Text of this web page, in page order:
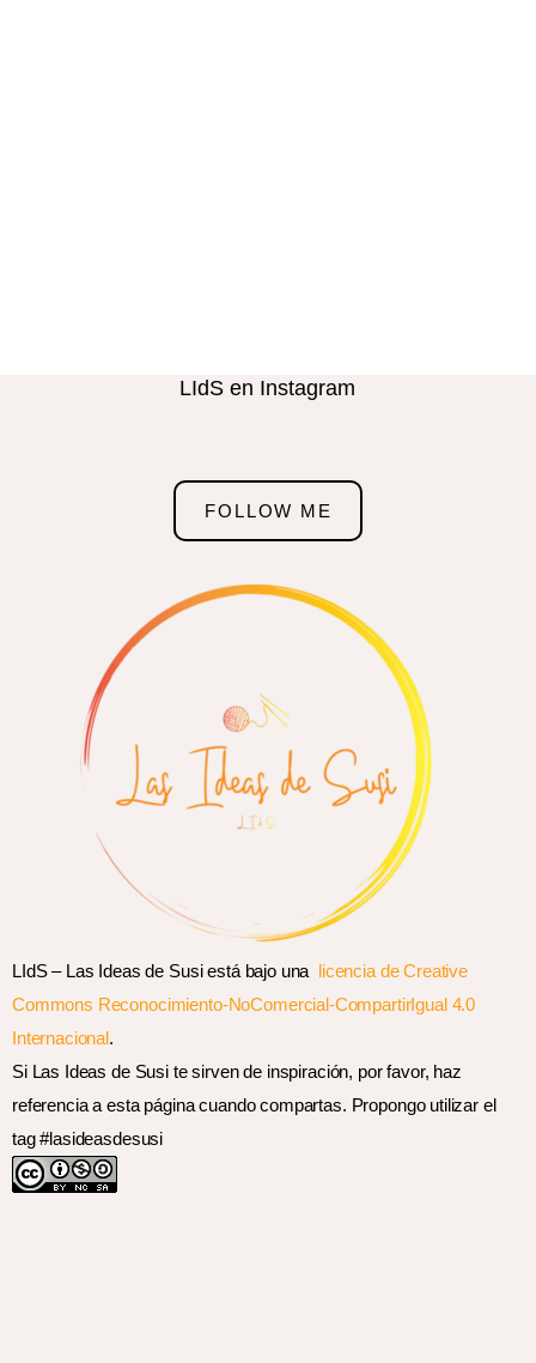
LIdS en Instagram
FOLLOW ME
LIdS – Las Ideas de Susi está bajo una licencia de Creative
Commons Reconocimiento-NoComercial-CompartirIgual 4.0
Internacional.
Si Las Ideas de Susi te sirven de inspiración, por favor, haz
referencia a esta página cuando compartas. Propongo utilizar el
tag #lasideasdesusi